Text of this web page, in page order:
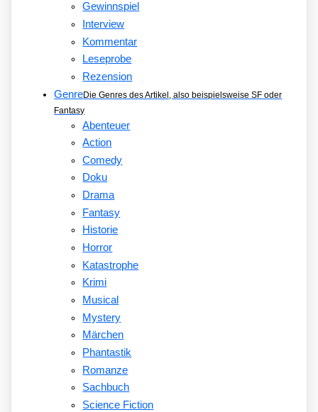
Gewinnspiel
Interview
Kommentar
Leseprobe
Rezension
GenreDie Genres des Artikel, also beispielsweise SF oder
Fantasy
Abenteuer
Action
Comedy
Doku
Drama
Fantasy
Historie
Horror
Katastrophe
Krimi
Musical
Mystery
Märchen
Phantastik
Romanze
Sachbuch
Science Fiction